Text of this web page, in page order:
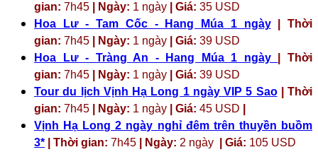
gian: 7h45 | Ngày: 1 ngày | Giá: 35 USD
Hoa Lư - Tam Cốc - Hang Múa 1 ngày| Thời
gian: 7h45 | Ngày: 1 ngày | Giá: 39 USD
Hoa Lư - Tràng An - Hang Múa 1 ngày
| Thời
gian: 7h45 | Ngày: 1 ngày | Giá: 39 USD
Tour du lịch Vịnh Hạ Long 1 ngày VIP 5 Sao| Thời
gian: 7h45 | Ngày: 1 ngày | Giá: 45 USD
Vịnh Hạ Long 2 ngày nghỉ đêm trên thuyền buồm
3* | Thời gian: 7h45 | Ngày: 2 ngày | Giá: 105 USD